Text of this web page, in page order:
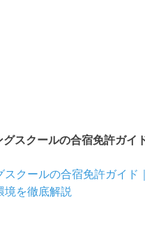
スクールの合宿免許ガイ
スクールの合宿免許ガイド
境を徹底解説